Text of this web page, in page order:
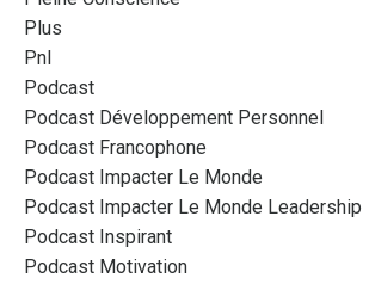
Plus
Pnl
Podcast
Podcast Développement Personnel
Podcast Francophone
Podcast Impacter Le Monde
Podcast Impacter Le Monde Leadership
Podcast Inspirant
Podcast Motivation